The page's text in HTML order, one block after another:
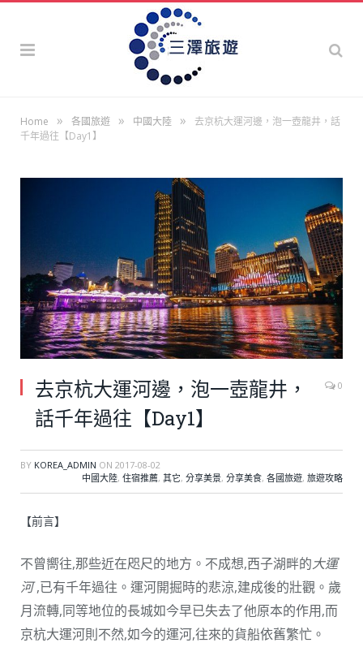
Home » 各國旅遊 » 中國大陸 »
去京杭大運河邊，泡一壺龍井，話
千年過往【Day1】
去京杭大運河邊，泡一壺龍井，
話千年過往【Day1】
0
BY KOREA_ADMIN ON 2017-08-02
中國大陸, 住宿推薦, 其它, 分享美景, 分享美食, 各國旅遊, 旅遊攻略
【前言】
不曾嚮往,那些近在咫尺的地方。不成想,西子湖畔的大運
河,已有千年過往。運河開掘時的悲涼,建成後的壯觀。歲
月流轉,同等地位的長城如今早已失去了他原本的作用,而
京杭大運河則不然,如今的運河,往來的貨船依舊繁忙。